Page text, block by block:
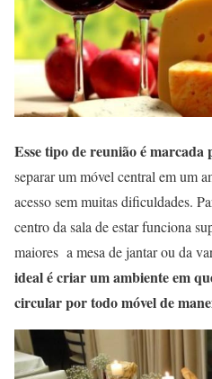
Esse tipo de reunião é
separar um móvel central em um
acesso sem muitas dificuldades.
centro da sala de estar funciona
maiores a mesa de jantar ou da
ideal é criar um ambiente em
circular por todo móvel de